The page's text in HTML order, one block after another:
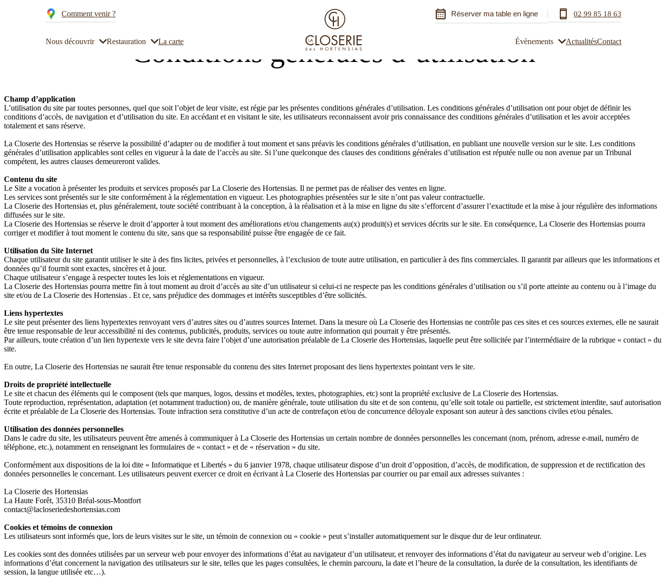
Comment venir ? Réserver ma table en ligne 02 99 85 18 63
Nous découvrir
Notre histoire Nos valeurs
Restauration
Restaurant Traiteur Plateau-repas
La carte Évènements
Mariage à Rennes Séminaire Location de salle
ActualitésContact
Conditions générales d’utilisation
Conditions générales d’utilisation
Champ d’application
L’utilisation du site par toutes personnes, quel que soit l’objet de leur visite, est régie par les présentes conditions générales d’utilisation. Les conditions générales d’utilisation ont pour objet de définir les
conditions d’accès, de navigation et d’utilisation du site. En accédant et en visitant le site, les utilisateurs reconnaissent avoir pris connaissance des conditions générales d’utilisation et les avoir acceptées
totalement et sans réserve.
La Closerie des Hortensias se réserve la possibilité d’adapter ou de modifier à tout moment et sans préavis les conditions générales d’utilisation, en publiant une nouvelle version sur le site. Les conditions
générales d’utilisation applicables sont celles en vigueur à la date de l’accès au site. Si l’une quelconque des clauses des conditions générales d’utilisation est réputée nulle ou non avenue par un Tribunal
compétent, les autres clauses demeureront valides.
Contenu du site
Le Site a vocation à présenter les produits et services proposés par La Closerie des Hortensias. Il ne permet pas de réaliser des ventes en ligne.
Les services sont présentés sur le site conformément à la réglementation en vigueur. Les photographies présentées sur le site n’ont pas valeur contractuelle.
La Closerie des Hortensias et, plus généralement, toute société contribuant à la conception, à la réalisation et à la mise en ligne du site s’efforcent d’assurer l’exactitude et la mise à jour régulière des informations
diffusées sur le site.
La Closerie des Hortensias se réserve le droit d’apporter à tout moment des améliorations et/ou changements au(x) produit(s) et services décrits sur le site. En conséquence, La Closerie des Hortensias pourra
corriger et modifier à tout moment le contenu du site, sans que sa responsabilité puisse être engagée de ce fait.
Utilisation du Site Internet
Chaque utilisateur du site garantit utiliser le site à des fins licites, privées et personnelles, à l’exclusion de toute autre utilisation, en particulier à des fins commerciales. Il garantit par ailleurs que les informations et
données qu’il fournit sont exactes, sincères et à jour.
Chaque utilisateur s’engage à respecter toutes les lois et réglementations en vigueur.
La Closerie des Hortensias pourra mettre fin à tout moment au droit d’accès au site d’un utilisateur si celui-ci ne respecte pas les conditions générales d’utilisation ou s’il porte atteinte au contenu ou à l’image du
site et/ou de La Closerie des Hortensias . Et ce, sans préjudice des dommages et intérêts susceptibles d’être sollicités.
Liens hypertextes
Le site peut présenter des liens hypertextes renvoyant vers d’autres sites ou d’autres sources Internet. Dans la mesure où La Closerie des Hortensias ne contrôle pas ces sites et ces sources externes, elle ne saurait
être tenue responsable de leur accessibilité ni des contenus, publicités, produits, services ou toute autre information qui pourrait y être présentés.
Par ailleurs, toute création d’un lien hypertexte vers le site devra faire l’objet d’une autorisation préalable de La Closerie des Hortensias, laquelle peut être sollicitée par l’intermédiaire de la rubrique « contact » du
site.
En outre, La Closerie des Hortensias ne saurait être tenue responsable du contenu des sites Internet proposant des liens hypertextes pointant vers le site.
Droits de propriété intellectuelle
Le site et chacun des éléments qui le composent (tels que marques, logos, dessins et modèles, textes, photographies, etc) sont la propriété exclusive de La Closerie des Hortensias.
Toute reproduction, représentation, adaptation (et notamment traduction) ou, de manière générale, toute utilisation du site et de son contenu, qu’elle soit totale ou partielle, est strictement interdite, sauf autorisation
écrite et préalable de La Closerie des Hortensias. Toute infraction sera constitutive d’un acte de contrefaçon et/ou de concurrence déloyale exposant son auteur à des sanctions civiles et/ou pénales.
Utilisation des données personnelles
Dans le cadre du site, les utilisateurs peuvent être amenés à communiquer à La Closerie des Hortensias un certain nombre de données personnelles les concernant (nom, prénom, adresse e-mail, numéro de
téléphone, etc.), notamment en renseignant les formulaires de « contact » et de « réservation » du site.
Conformément aux dispositions de la loi dite « Informatique et Libertés » du 6 janvier 1978, chaque utilisateur dispose d’un droit d’opposition, d’accès, de modification, de suppression et de rectification des
données personnelles le concernant. Les utilisateurs peuvent exercer ce droit en écrivant à La Closerie des Hortensias par courrier ou par email aux adresses suivantes :
La Closerie des Hortensias
La Haute Forêt, 35310 Bréal-sous-Montfort
contact@lacloseriedeshortensias.com
Cookies et témoins de connexion
Les utilisateurs sont informés que, lors de leurs visites sur le site, un témoin de connexion ou « cookie » peut s’installer automatiquement sur le disque dur de leur ordinateur.
Les cookies sont des données utilisées par un serveur web pour envoyer des informations d’état au navigateur d’un utilisateur, et renvoyer des informations d’état du navigateur au serveur web d’origine. Les
informations d’état concernent la navigation des utilisateurs sur le site, telles que les pages consultées, le chemin parcouru, la date et l’heure de la consultation, la durée de la consultation, les identifiants de
session, la langue utilisée etc…).